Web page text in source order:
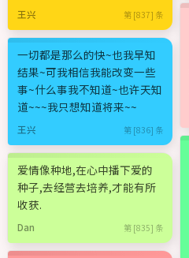
王兴 第 [837] 条
一切都是那么的快~也我早知
结果~可我相信我能改变一些
事~什么事我不知道~也许天知
道~~~我只想知道将来~~
王兴 第 [836] 条
爱情像种地,在心中播下爱的
种子,去经营去培养,才能有所
收获.
Dan 第 [835] 条